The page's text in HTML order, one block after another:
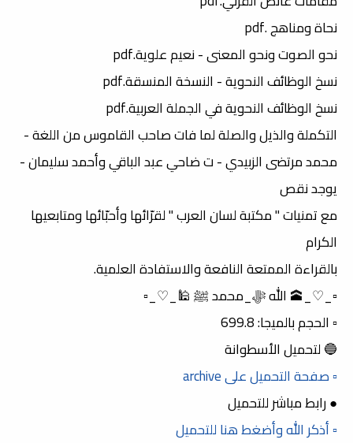
نحاة ومناهج .pdf
نحو الصوت ونحو المعنى - نعيم علوية.pdf
نسخ الوظائف النحوية - النسخة المنسقة.pdf
نسخ الوظائف النحوية في الجملة العربية.pdf
التكملة والذيل والصلة لما فات صاحب القاموس من اللغة -
محمد مرتضى الزبيدي - ت ضاحي عبد الباقي وأحمد سليمان -
يوجد نقص
مع تمنيات " مكتبة لسان العرب " لقرّائها وأحبّائها ومتابعيها
الكرام
بالقراءة الممتعة النافعة والاستفادة العلمية.
▫️_♡_🕋 الله ﷻ_محمد ﷺ 🕌_♡_▫️
▫️ الحجم بالميجا: 699.8
🔵 لتحميل الأسطوانة
▫️ صفحة التحميل على archive
● رابط مباشر للتحميل
▫️ أذكر الله وأضغط هنا للتحميل